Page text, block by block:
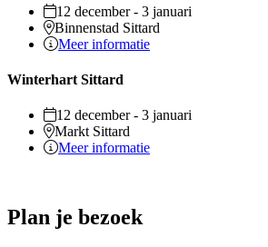
12 december - 3 januari
Binnenstad Sittard
Meer informatie
Winterhart Sittard
12 december - 3 januari
Markt Sittard
Meer informatie
Plan je bezoek